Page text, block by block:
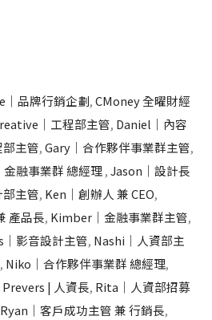
｜品牌行銷企劃,CMoney 全曜財經
｜工程部主管, Daniel｜內容
主管,Gary｜合作夥伴事業群主管,
融事業群 總經理,Jason｜設計長
主管, Ken｜創辦人 兼 CEO,
產品長, Kimber｜金融事業群主管,
｜影音設計主管, Nashi｜人資部主
, Niko｜合作夥伴事業群 總經理,
Prevers | 人資長, Rita｜人資部招募
Ryan｜客戶成功主管 兼 行銷長,